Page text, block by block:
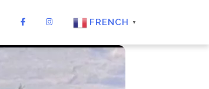
FRENCH ▼